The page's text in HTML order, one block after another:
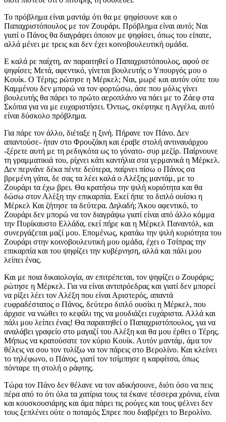
Το πρόβλημα είναι μαντάμ ότι θα με ψηφίσουνε και ο
Παπαχριστόπουλος με τον Ζουράρι. Πρόβλημα είναι αυτό; Ναι
γιατί ο Πάνος θα διαγράψει όποιον με ψηφίσει, όπως του είπατε,
αλλά μένει με τρεις και δεν έχει κοινοβουλευτική ομάδα.
Ε καλά ρε παίχτη, αν παραιτηθεί ο Παπαχριστόπουλος, αφού σε
ψηφίσει; Μετά, αφεντικό, γίνεται βουλευτής ο Υπουργός μου ο
Κουίκ. Ο Τέρης; ρώτησε η Μέρκελ; Ναι, μωρέ και αυτόν ούτε του
Καμμένου δεν μπορώ να τον φορτώσω, άσε που μόλις γίνει
βουλευτής θα πάρει το πρώτο αεροπλάνο να πάει με το Ζάεφ στα
Σκόπια για να με ευχαριστήσει. Όντως, σκέφτηκε η Αγγέλα, αυτό
είναι δύσκολο πρόβλημα.
Για πάρε τον άλλο, διέταξε η ξινή. Πήρανε τον Πάνο. Δεν
απαντούσε- ήταν στο Φρουζάκη και έραβε στολή αντιναυάρχου
-ξέρετε αυτή με τη ρεδιγκότα ως το γόνατο- συρ μεζίρ. Παίρνουνε
τη γραμματικιά του, ρίχνει κάτι καντήλια στα γερμανικά η Μέρκελ.
Δεν περνάνε δέκα πέντε δεύτερα, παίρνει πίσω ο Πάνος σα
βρεμένη γάτα, δε σας τα λέει καλά ο Αλέξης μαντάμ, με το
Ζουράρι τα έχω βρει. Θα κρατήσω την ψιλή κυριότητα και θα
δώσω στον Αλέξη την επικαρπία. Εκεί ήπιε το διπλό ουίσκι η
Μέρκελ Και ζήτησε τα δεύτερα. Δηλαδή; Άκου αφεντικό, το
Ζουράρι δεν μπορώ να τον διαγράψω γιατί είναι από άλλο κόμμα
την Πυρίκαυστο Ελλάδα, εκεί πήρε και η Μέρκελ Παναντόλ, και
συνεργάζεται μαζί μου. Επομένως, κρατάω την ψιλή κυριότητα του
Ζουράρι στην κοινοβουλευτική μου ομάδα, έχει ο Τσίπρας την
επικαρπία και του ψηφίζει την κυβέρνηση, αλλά και πάλι μου
λείπει ένας.
Και με ποια δικαιολογία, αν επιτρέπεται, τον ψηφίζει ο Ζουράρις;
ρώτησε η Μέρκελ. Για να είναι αντιπρόεδρας και γιατί δεν μπορεί
να ρίξει λέει τον Αλέξη που είναι Αριστερός, απαντά
ευφραδέστατος ο Πάνος, δεύτερο διπλό ουσίκι η Μέρκελ, που
άρχισε να νιώθει το κεφάλι της να μουδιάζει ευχάριστα. Αλλά και
πάλι μου λείπει ένας! Θα παραιτηθεί ο Παπαχριστόπουλος, για να
αναλάβει γραφείο στο μαγαζί του Αλέξη και θα μου έρθει ο Τέρης.
Μήπως να κρατούσατε τον κύριο Κουίκ. Αυτόν μαντάμ, άμα τον
θέλεις να σου τον τυλίξω να τον πάρεις στο Βερολίνο. Και κλείνει
το τηλέφωνο, ο Πάνος, γιατί τον τσίμπησε η καρφίτσα, όπως
πόνταρε τη στολή ο ράφτης.
Τώρα τον Πάνο δεν θέλανε να τον αδικήσουνε, διότι όσο να πεις
πέρα από το ότι όλα τα χατίρια τους τα έκανε τέσσερα χρόνια, είναι
και κουσκουσιάρης και άμα πάρει τις ρούγες και τους ψέλνει δεν
τους ξεπλένει ούτε ο ποταμός Σπρεε που διαβρέχει το Βερολίνο.